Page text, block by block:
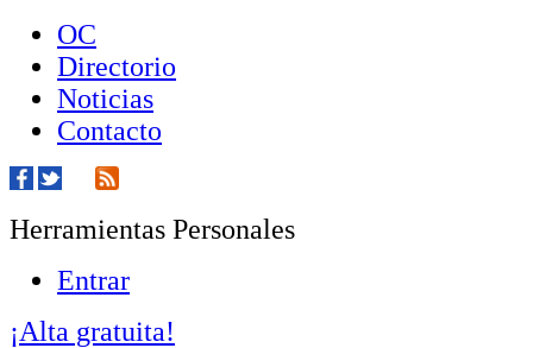
OC
Directorio
Noticias
Contacto
Herramientas Personales
Entrar
¡Alta gratuita!